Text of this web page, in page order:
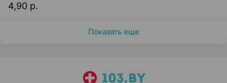
4,90 р.
Показать еще